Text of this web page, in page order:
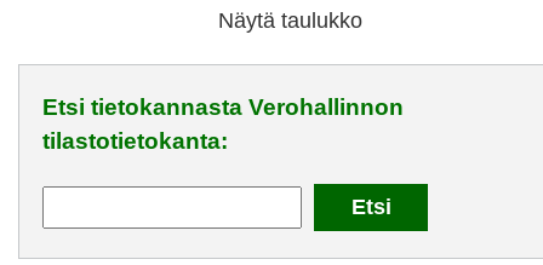
Näytä taulukko
Etsi tietokannasta Verohallinnon
tilastotietokanta: